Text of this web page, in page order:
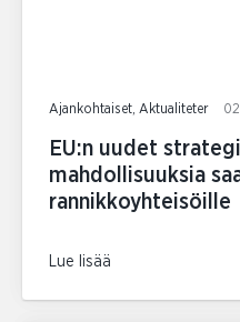
Ajankohtaiset, Aktualiteter
EU:n uudet
mahdollisuuksia
rannikkoyhteisöille
Lue lisää